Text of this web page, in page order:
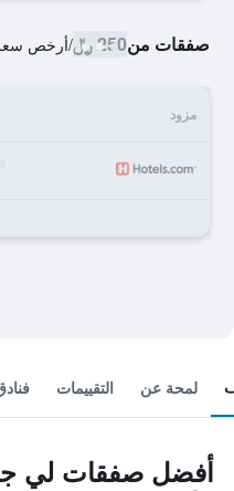
صفقات من250 ﷼ /أرخص سعر
مزود
لمحة عن التقييمات
أفضل صفقات لي